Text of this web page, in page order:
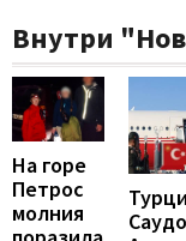
Внутри
На горе
Петрос
молния